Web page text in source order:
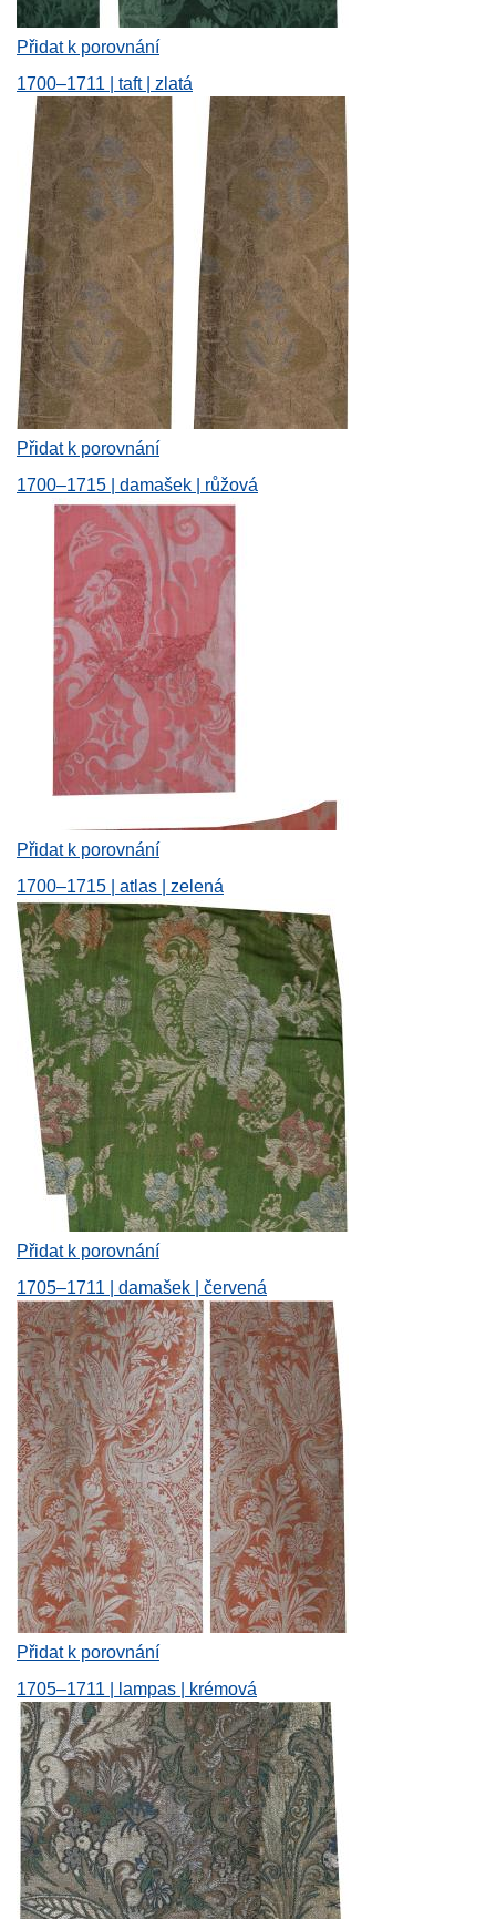
Přidat k porovnání
1700–1711 | taft | zlatá
Přidat k porovnání
1700–1715 | damašek | růžová
Přidat k porovnání
1700–1715 | atlas | zelená
Přidat k porovnání
1705–1711 | damašek | červená
Přidat k porovnání
1705–1711 | lampas | krémová